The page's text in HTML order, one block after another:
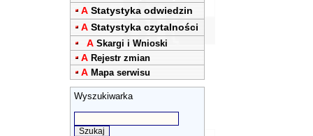
A Statystyka odwiedzin
A Statystyka czytalności
A Skargi i Wnioski
A Rejestr zmian
A Mapa serwisu
Wyszukiwarka